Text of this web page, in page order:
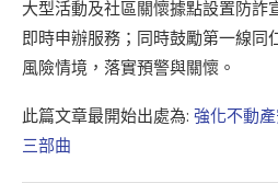
大型活動及社區關懷據點設置防詐
即時申辦服務；同時鼓勵第一線同
風險情境，落實預警與關懷。
此篇文章最開始出處為: 強化不動
三部曲